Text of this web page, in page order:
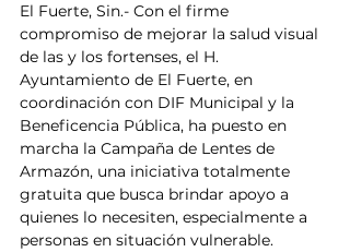
El Fuerte, Sin.- Con el firme
compromiso de mejorar la salud visual
de las y los fortenses, el H.
Ayuntamiento de El Fuerte, en
coordinación con DIF Municipal y la
Beneficencia Pública, ha puesto en
marcha la Campaña de Lentes de
Armazón, una iniciativa totalmente
gratuita que busca brindar apoyo a
quienes lo necesiten, especialmente a
personas en situación vulnerable.